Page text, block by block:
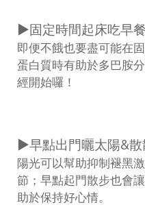
▶固定時間起床吃早餐
即便不餓也要盡可能在
蛋白質時有助於多巴胺
經開始囉！
▶早點出門曬太陽&
陽光可以幫助抑制褪黑
節；早點起門散步也會
助於保持好心情。